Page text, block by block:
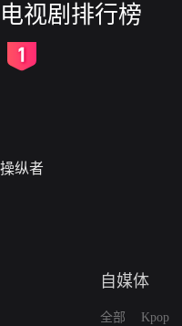
电视剧排行榜
操纵者
自媒体
全部
Kpop